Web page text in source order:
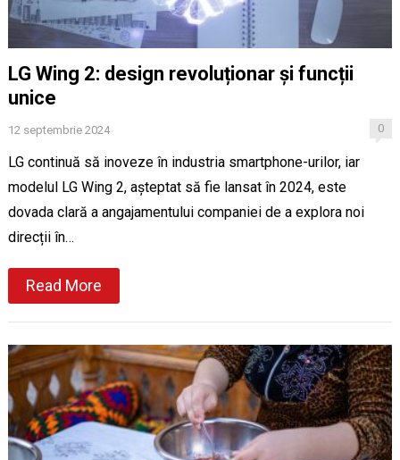
LG Wing 2: design revoluționar și funcții
unice
12 septembrie 2024 0
LG continuă să inoveze în industria smartphone-urilor, iar
modelul LG Wing 2, așteptat să fie lansat în 2024, este
dovada clară a angajamentului companiei de a explora noi
direcții în…
Read More